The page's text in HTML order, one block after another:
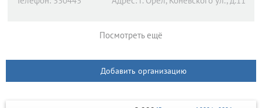
Посмотреть ещё
Добавить организацию